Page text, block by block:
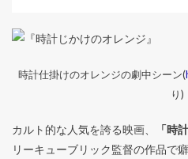
時計仕掛けのオレンジの劇中シーン(
り)
カルト的な人気を誇る映画、 「時
リーキューブリック監督の作品で